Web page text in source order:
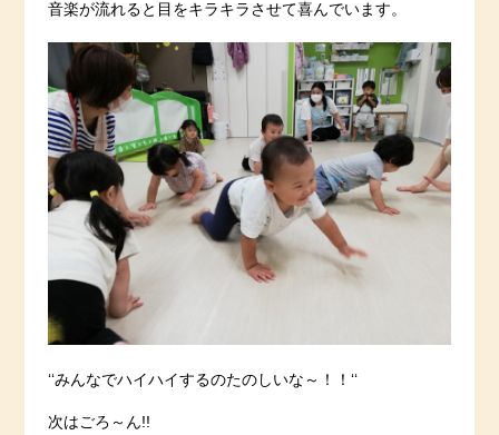
音楽が流れると目をキラキラさせて喜んでいます。
‘‘みんなでハイハイするのたのしいな～！！‘‘
次はごろ～ん!!